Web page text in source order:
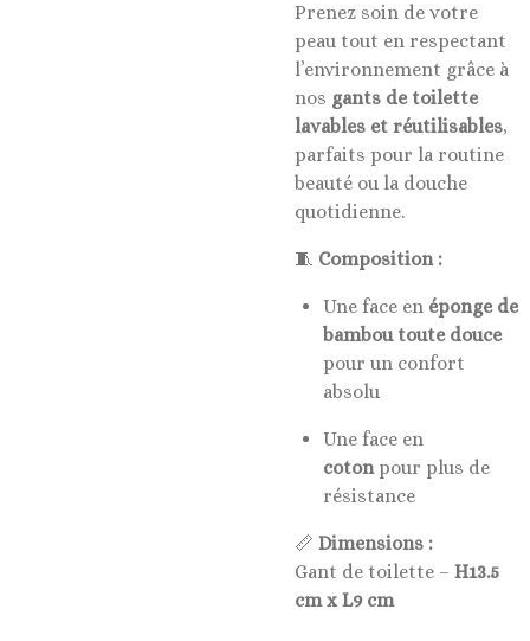
Prenez soin de votre
peau tout en respectant
l’environnement grâce à
nos gants de toilette
lavables et réutilisables,
parfaits pour la routine
beauté ou la douche
quotidienne.
🧵 Composition :
Une face en éponge de
bambou toute douce
pour un confort
absolu
Une face en
cotonpour plus de
résistance
📏 Dimensions :
Gant de toilette – H13.5
cm x L9 cm